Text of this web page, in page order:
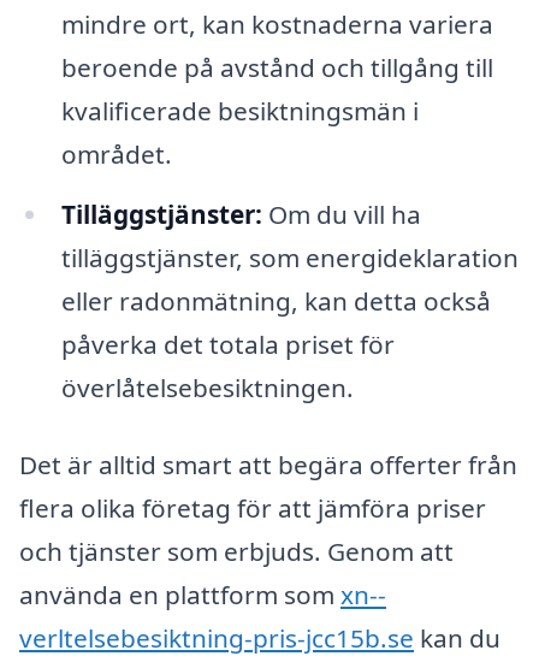
mindre ort, kan kostnaderna variera
beroende på avstånd och tillgång till
kvalificerade besiktningsmän i
området.
Tilläggstjänster: Om du vill ha
tilläggstjänster, som energideklaration
eller radonmätning, kan detta också
påverka det totala priset för
överlåtelsebesiktningen.
Det är alltid smart att begära offerter från
flera olika företag för att jämföra priser
och tjänster som erbjuds. Genom att
använda en plattform som xn--
verltelsebesiktning-pris-jcc15b.se kan du